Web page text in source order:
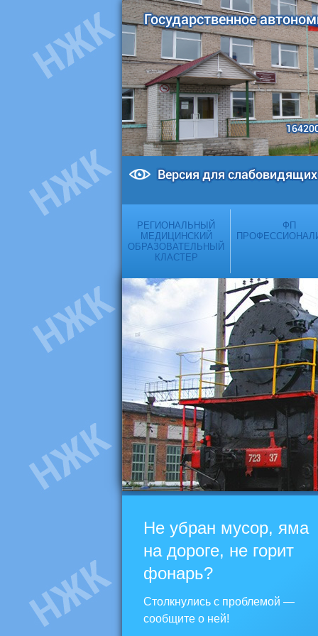
Государственное
Версия для слабовидящих
РЕГИОНАЛЬНЫЙ
МЕДИЦИНСКИЙ
ОБРАЗОВАТЕЛЬНЫЙ
КЛАСТЕР
ФП
Не убран мусор, яма
на дороге, не горит
фонарь?
Столкнулись с проблемой —
сообщите о ней!